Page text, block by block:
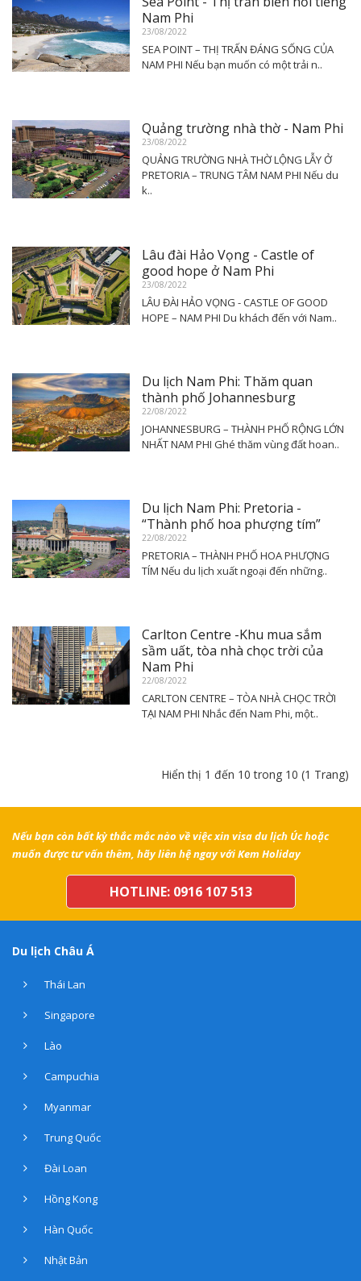
Nam Phi
23/08/2022
SEA POINT – THỊ TRẤN ĐÁNG SỐNG CỦA
NAM PHI Nếu bạn muốn có một trải n..
Quảng trường nhà thờ - Nam Phi
23/08/2022
QUẢNG TRƯỜNG NHÀ THỜ LỘNG LẪY Ở
PRETORIA – TRUNG TÂM NAM PHI Nếu du
k..
Lâu đài Hảo Vọng - Castle of
good hope ở Nam Phi
23/08/2022
LÂU ĐÀI HẢO VỌNG - CASTLE OF GOOD
HOPE – NAM PHI Du khách đến với Nam..
Du lịch Nam Phi: Thăm quan
thành phố Johannesburg
22/08/2022
JOHANNESBURG – THÀNH PHỐ RỘNG LỚN
NHẤT NAM PHI Ghé thăm vùng đất hoan..
Du lịch Nam Phi: Pretoria -
“Thành phố hoa phượng tím”
22/08/2022
PRETORIA – THÀNH PHỐ HOA PHƯỢNG
TÍM Nếu du lịch xuất ngoại đến những..
Carlton Centre -Khu mua sắm
sầm uất, tòa nhà chọc trời của
Nam Phi
22/08/2022
CARLTON CENTRE – TÒA NHÀ CHỌC TRỜI
TẠI NAM PHI Nhắc đến Nam Phi, một..
Hiển thị 1 đến 10 trong 10 (1 Trang)
Nếu bạn còn bất kỳ thắc mắc nào về việc xin visa du lịch Úc hoặc
muốn được tư vấn thêm, hãy liên hệ ngay với Kem Holiday
HOTLINE: 0916 107 513
Du lịch Châu Á
Thái Lan
Singapore
Lào
Campuchia
Myanmar
Trung Quốc
Đài Loan
Hồng Kong
Hàn Quốc
Nhật Bản